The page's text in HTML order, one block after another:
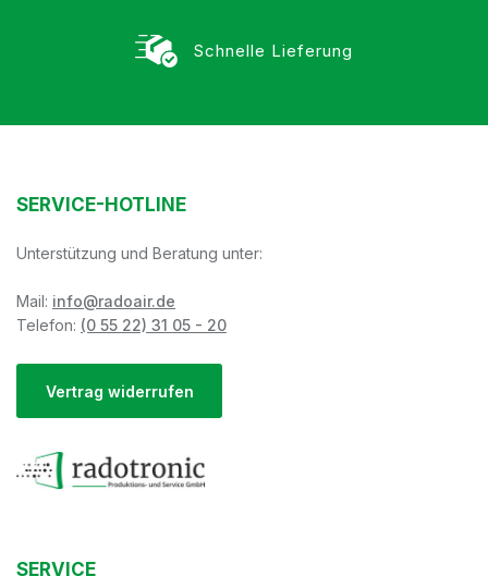
Schnelle Lieferung
SERVICE-HOTLINE
Unterstützung und Beratung unter:
Mail: info@radoair.de
Telefon: (0 55 22) 31 05 - 20
Vertrag widerrufen
SERVICE